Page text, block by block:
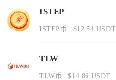
ISTEP
ISTEP币 $12.54 USDT
TLW
TLW币 $14.86 USDT